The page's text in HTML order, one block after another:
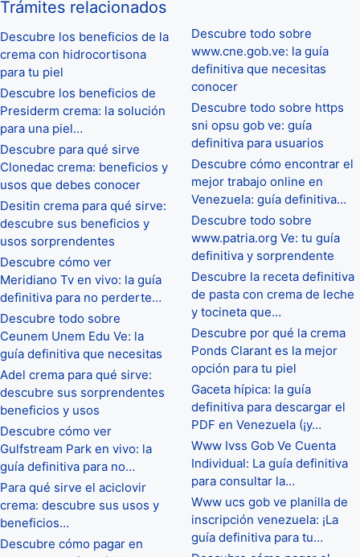
Trámites relacionados
Descubre los beneficios de la
crema con hidrocortisona
para tu piel
Descubre los beneficios de
Presiderm crema: la solución
para una piel…
Descubre para qué sirve
Clonedac crema: beneficios y
usos que debes conocer
Desitin crema para qué sirve:
descubre sus beneficios y
usos sorprendentes
Descubre cómo ver
Meridiano Tv en vivo: la guía
definitiva para no perderte…
Descubre todo sobre
Ceunem Unem Edu Ve: la
guía definitiva que necesitas
Adel crema para qué sirve:
descubre sus sorprendentes
beneficios y usos
Descubre cómo ver
Gulfstream Park en vivo: la
guía definitiva para no…
Para qué sirve el aciclovir
crema: descubre sus usos y
beneficios…
Descubre cómo pagar en
Descubre todo sobre
www.cne.gob.ve: la guía
definitiva que necesitas
conocer
Descubre todo sobre https
sni opsu gob ve: guía
definitiva para usuarios
Descubre cómo encontrar el
mejor trabajo online en
Venezuela: guía definitiva…
Descubre todo sobre
www.patria.org Ve: tu guía
definitiva y sorprendente
Descubre la receta definitiva
de pasta con crema de leche
y tocineta que…
Descubre por qué la crema
Ponds Clarant es la mejor
opción para tu piel
Gaceta hípica: la guía
definitiva para descargar el
PDF en Venezuela (¡y…
Www Ivss Gob Ve Cuenta
Individual: La guía definitiva
para consultar la…
Www ucs gob ve planilla de
inscripción venezuela: ¡La
guía definitiva para tu…